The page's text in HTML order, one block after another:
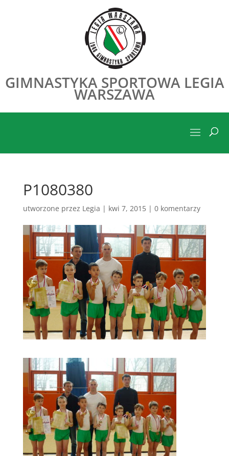
GIMNASTYKA SPORTOWA LEGIA
WARSZAWA
P1080380
utworzone przez Legia | kwi 7, 2015| 0 komentarzy